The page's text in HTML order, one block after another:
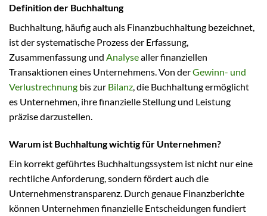
Definition der Buchhaltung
Buchhaltung, häufig auch als Finanzbuchhaltung bezeichnet,
ist der systematische Prozess der Erfassung,
Zusammenfassung und Analysealler finanziellen
Transaktionen eines Unternehmens. Von derGewinn- und
Verlustrechnung bis zur Bilanz, die Buchhaltung ermöglicht
es Unternehmen, ihre finanzielle Stellung und Leistung
präzise darzustellen.
Warum ist Buchhaltung wichtig für Unternehmen?
Ein korrekt geführtes Buchhaltungssystem ist nicht nur eine
rechtliche Anforderung, sondern fördert auch die
Unternehmenstransparenz. Durch genaue Finanzberichte
können Unternehmen finanzielle Entscheidungen fundiert